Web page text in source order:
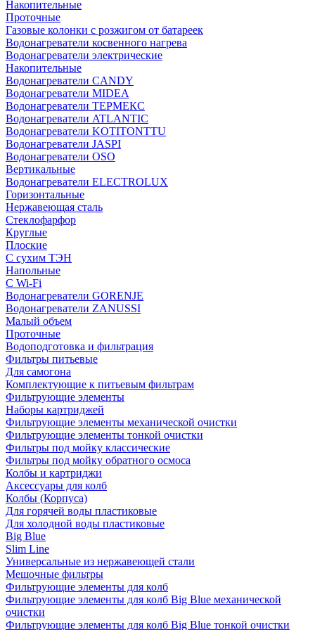
Накопительные
Проточные
Газовые колонки с розжигом от батареек
Водонагреватели косвенного нагрева
Водонагреватели электрические
Накопительные
Водонагреватели CANDY
Водонагреватели MIDEA
Водонагреватели ТЕРМЕКС
Водонагреватели ATLANTIC
Водонагреватели KOTITONTTU
Водонагреватели JASPI
Водонагреватели OSO
Вертикальные
Водонагреватели ELECTROLUX
Горизонтальные
Нержавеющая сталь
Стеклофарфор
Круглые
Плоские
С сухим ТЭН
Напольные
С Wi-Fi
Водонагреватели GORENJE
Водонагреватели ZANUSSI
Малый объем
Проточные
Водоподготовка и фильтрация
Фильтры питьевые
Для самогона
Комплектующие к питьевым фильтрам
Фильтрующие элементы
Наборы картриджей
Фильтрующие элементы механической очистки
Фильтрующие элементы тонкой очистки
Фильтры под мойку классические
Фильтры под мойку обратного осмоса
Колбы и картриджи
Аксессуары для колб
Колбы (Корпуса)
Для горячей воды пластиковые
Для холодной воды пластиковые
Big Blue
Slim Line
Универсальные из нержавеющей стали
Мешочные фильтры
Фильтрующие элементы для колб
Фильтрующие элементы для колб Big Blue механической
очистки
Фильтрующие элементы для колб Big Blue тонкой очистки